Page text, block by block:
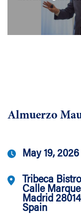
Almuerzo
May 19,
Tribeca Bistro
Calle
Madrid 28014
Spain